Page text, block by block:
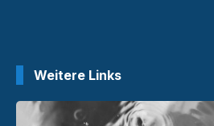
Weitere Links